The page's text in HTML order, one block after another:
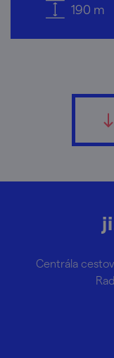
190 m
Centrála